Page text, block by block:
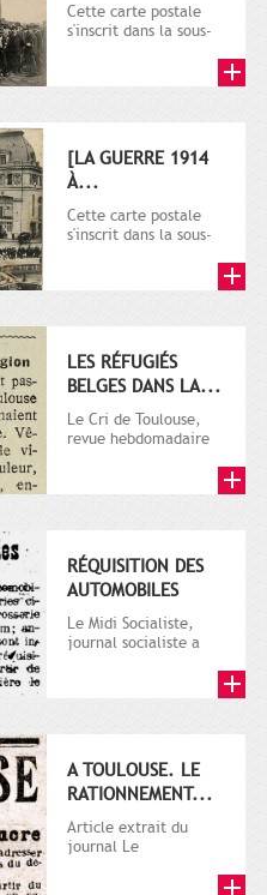
Cette carte postale
s'inscrit dans la sous-
plusieurs milliers de...
[LA GUERRE 1914
À...
Cette carte postale
s'inscrit dans la sous-
plusieurs milliers de...
LES RÉFUGIÉS
BELGES DANS LA...
Le Cri de Toulouse,
revue hebdomadaire
puis...
RÉQUISITION DES
AUTOMOBILES
Le Midi Socialiste,
journal socialiste a
A TOULOUSE. LE
RATIONNEMENT...
Article extrait du
journal Le